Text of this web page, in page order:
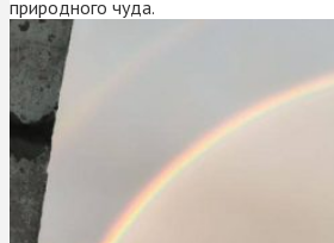
природного чуда.